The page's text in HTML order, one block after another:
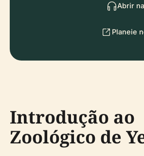
Abrir
Planeie
Introdução ao
Zoológico de